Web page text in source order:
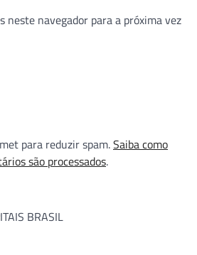
neste navegador para a próxima vez
para reduzir spam.Saiba como
são processados.
BRASIL